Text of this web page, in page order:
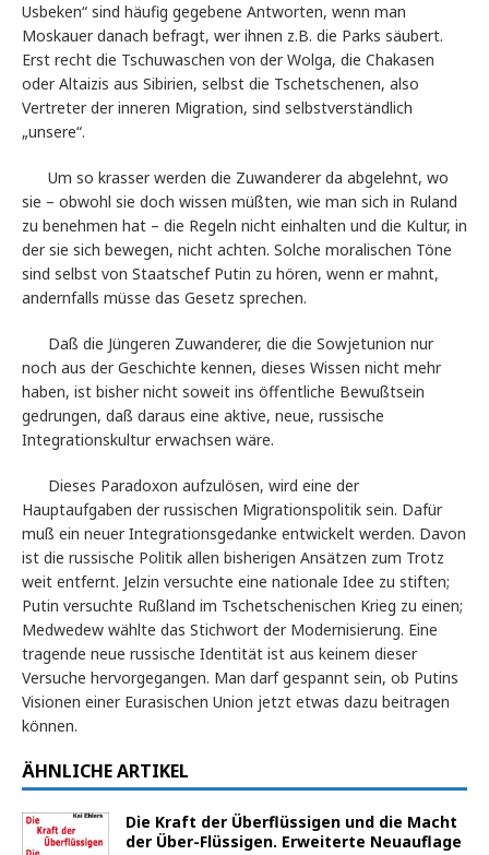
Usbeken“ sind häufig gegebene Antworten, wenn man
Moskauer danach befragt, wer ihnen z.B. die Parks säubert.
Erst recht die Tschuwaschen von der Wolga, die Chakasen
oder Altaizis aus Sibirien, selbst die Tschetschenen, also
Vertreter der inneren Migration, sind selbstverständlich
„unsere“.
Um so krasser werden die Zuwanderer da abgelehnt, wo
sie – obwohl sie doch wissen müßten, wie man sich in Ruland
zu benehmen hat – die Regeln nicht einhalten und die Kultur, in
der sie sich bewegen, nicht achten. Solche moralischen Töne
sind selbst von Staatschef Putin zu hören, wenn er mahnt,
andernfalls müsse das Gesetz sprechen.
Daß die Jüngeren Zuwanderer, die die Sowjetunion nur
noch aus der Geschichte kennen, dieses Wissen nicht mehr
haben, ist bisher nicht soweit ins öffentliche Bewußtsein
gedrungen, daß daraus eine aktive, neue, russische
Integrationskultur erwachsen wäre.
Dieses Paradoxon aufzulösen, wird eine der
Hauptaufgaben der russischen Migrationspolitik sein. Dafür
muß ein neuer Integrationsgedanke entwickelt werden. Davon
ist die russische Politik allen bisherigen Ansätzen zum Trotz
weit entfernt. Jelzin versuchte eine nationale Idee zu stiften;
Putin versuchte Rußland im Tschetschenischen Krieg zu einen;
Medwedew wählte das Stichwort der Modernisierung. Eine
tragende neue russische Identität ist aus keinem dieser
Versuche hervorgegangen. Man darf gespannt sein, ob Putins
Visionen einer Eurasischen Union jetzt etwas dazu beitragen
können.
ÄHNLICHE ARTIKEL
Die Kraft der Überflüssigen und die Macht
der Über-Flüssigen. Erweiterte Neuauflage